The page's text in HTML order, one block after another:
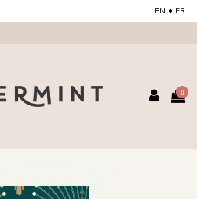
EN • FR
0